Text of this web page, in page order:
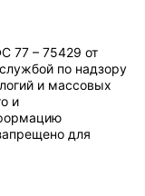
77 – 75429 от
по надзору
и массовых
и
для